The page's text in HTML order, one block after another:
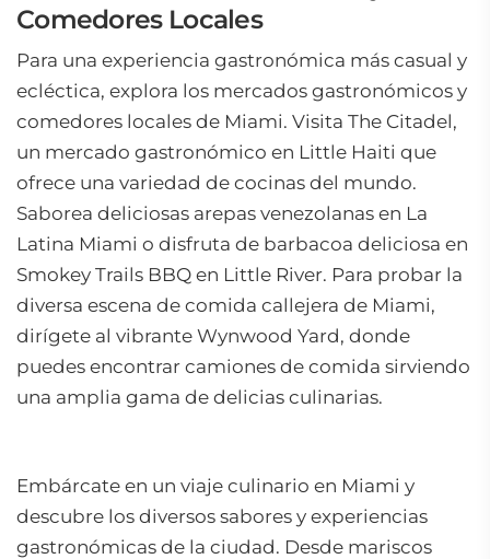
Comedores Locales
Para una experiencia gastronómica más casual y
ecléctica, explora los mercados gastronómicos y
comedores locales de Miami. Visita The Citadel,
un mercado gastronómico en Little Haiti que
ofrece una variedad de cocinas del mundo.
Saborea deliciosas arepas venezolanas en La
Latina Miami o disfruta de barbacoa deliciosa en
Smokey Trails BBQ en Little River. Para probar la
diversa escena de comida callejera de Miami,
dirígete al vibrante Wynwood Yard, donde
puedes encontrar camiones de comida sirviendo
una amplia gama de delicias culinarias.
Embárcate en un viaje culinario en Miami y
descubre los diversos sabores y experiencias
gastronómicas de la ciudad. Desde mariscos